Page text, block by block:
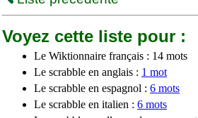
Voyez cette liste pour :
Le Wiktionnaire français : 14 mots
Le scrabble en anglais : 1 mot
Le scrabble en espagnol : 6 mots
Le scrabble en italien : 6 mots